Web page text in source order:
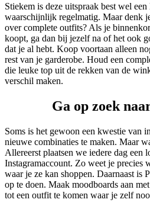
Stiekem is deze uitspraak best wel
waarschijnlijk regelmatig. Maar denk
over complete outfits? Als je
koopt, ga dan bij jezelf na of het ook
dat je al hebt. Koop voortaan alleen
rest van je garderobe. Houd een
die leuke top uit de rekken van de
verschil maken.
Ga op zoek
Soms is het gewoon een kwestie van
nieuwe combinaties te maken. Maar
Allereerst plaatsen we iedere dag een
Instagramaccount. Zo weet je precies
waar je ze kan shoppen. Daarnaast is
op te doen. Maak moodboards aan
tot een outfit te komen waar je zelf